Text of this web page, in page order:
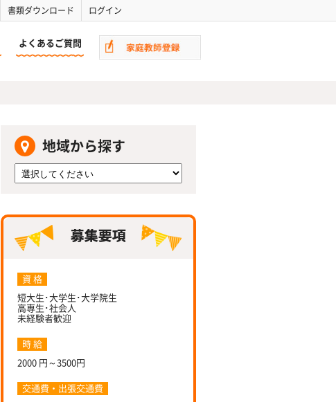
書類ダウンロード ログイン
よくあるご質問
地域から探す
資 格
短大生･大学生･大学院生
高専生･社会人
未経験者歓迎
時 給
2000 円～3500円
交通費・出張交通費